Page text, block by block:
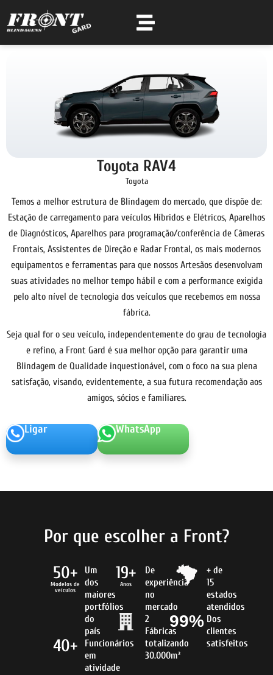
Toyota RAV4
Toyota
Temos a melhor estrutura de Blindagem do mercado, que dispõe de:
Estação de carregamento para veículos Híbridos e Elétricos, Aparelhos
de Diagnósticos, Aparelhos para programação/conferência de Câmeras
Frontais, Assistentes de Direção e Radar Frontal, os mais modernos
equipamentos e ferramentas para que nossos Artesãos desenvolvam
suas atividades no melhor tempo hábil e com a performance exigida
pelo alto nível de tecnologia dos veículos que recebemos em nossa
fábrica.
Seja qual for o seu veículo, independentemente do grau de tecnologia
e refino, a Front Gard é sua melhor opção para garantir uma
Blindagem de Qualidade inquestionável, com o foco na sua plena
satisfação, visando, evidentemente, a sua futura recomendação aos
amigos, sócios e familiares.
Ligar WhatsApp
Por que escolher a Front?
50+
Modelos de
veículos
Um
dos
maiores
portfólios
do
país
40+
Funcionários
em
atividade
19+
Anos
De
experiência
no
mercado
2
Fábricas
totalizando
30.000m²
+ de
15
estados
atendidos
99% Dos
clientes
satisfeitos